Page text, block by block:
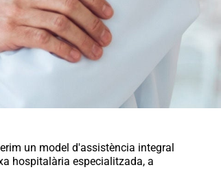
un model d'assistència integral
hospitalària especialitzada, a